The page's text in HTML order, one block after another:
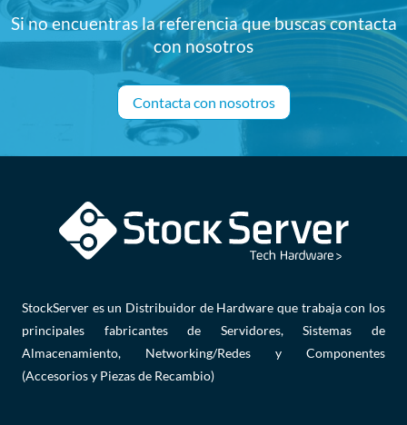
Si no encuentras la referencia que buscas contacta
con nosotros
Contacta con nosotros
StockServer es un Distribuidor de Hardware que trabaja con los
principales fabricantes de Servidores, Sistemas de
Almacenamiento, Networking/Redes y Componentes
(Accesorios y Piezas de Recambio)